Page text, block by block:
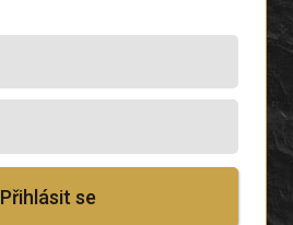
Přihlásit se